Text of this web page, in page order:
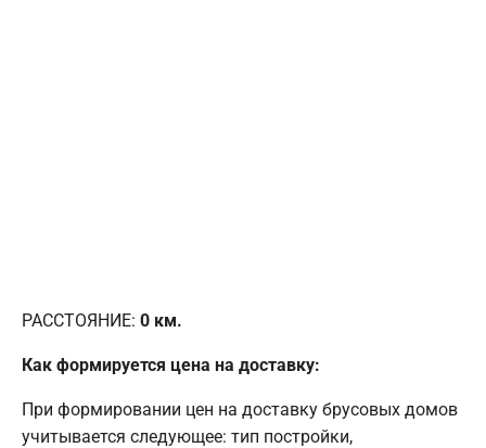
РАССТОЯНИЕ: 0 км.
Как формируется цена на доставку:
При формировании цен на доставку брусовых домов
учитывается следующее: тип постройки,